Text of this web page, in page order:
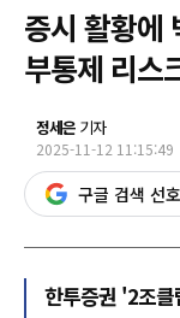
증시 활황에
부통제 리스
정세은 기자
2025-11-12 11:15:49
구글 검색 선
한투증권 '2조